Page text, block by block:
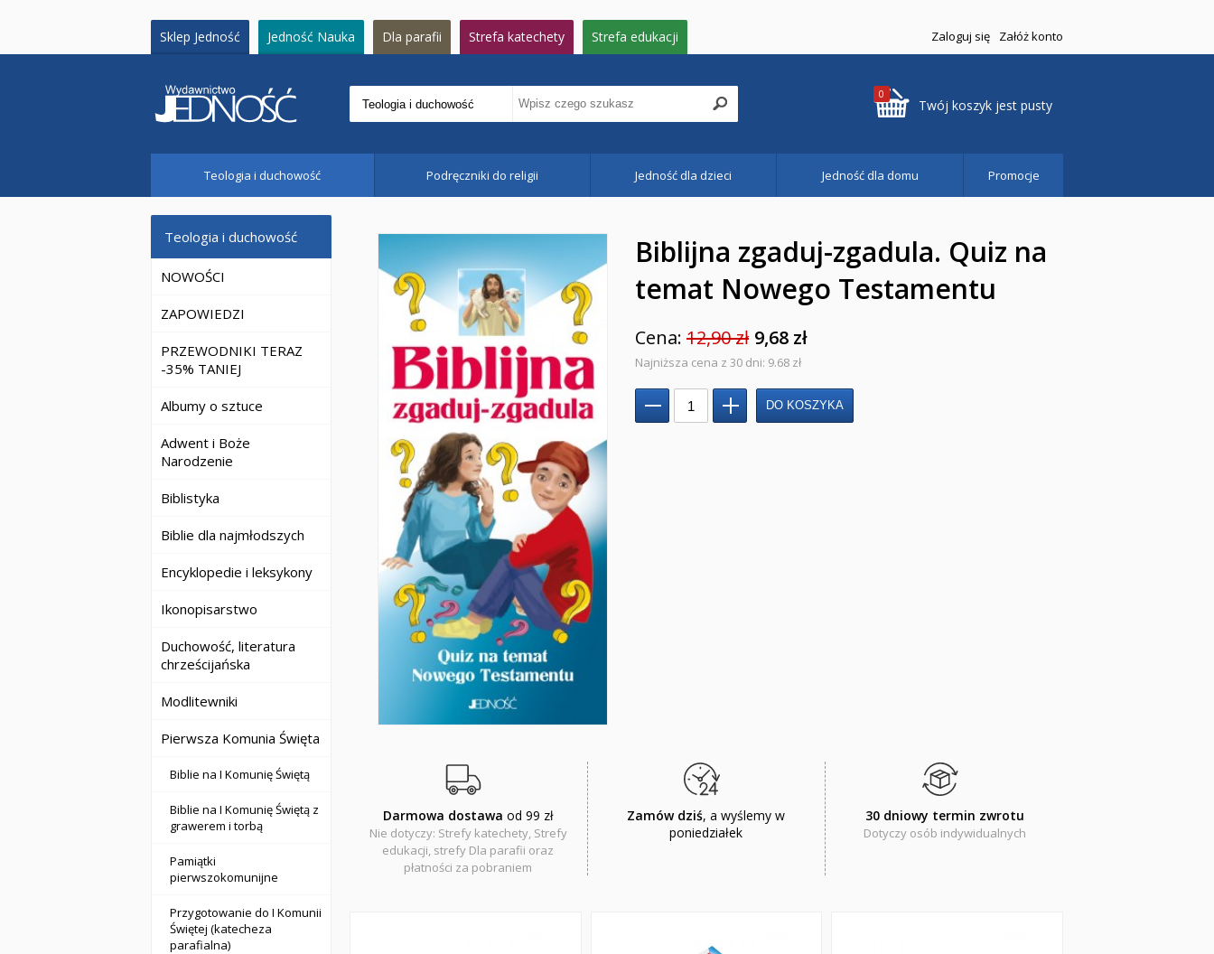
Sklep Jedność Jedność Nauka Dla parafii Strefa katechety Strefa edukacji Zaloguj się Załóż konto
0
Twój koszyk jest pusty
Teologia i duchowość Podręczniki do religii Jedność dla dzieci Jedność dla domu Promocje
Teologia i duchowość
NOWOŚCI
ZAPOWIEDZI
PRZEWODNIKI TERAZ
-35% TANIEJ
Albumy o sztuce
Adwent i Boże
Narodzenie
Biblistyka
Biblie dla najmłodszych
Encyklopedie i leksykony
Ikonopisarstwo
Duchowość, literatura
chrześcijańska
Modlitewniki
Pierwsza Komunia Święta
Biblie na I Komunię Świętą
Biblie na I Komunię Świętą z
grawerem i torbą
Pamiątki
pierwszokomunijne
Przygotowanie do I Komunii
Świętej (katecheza
parafialna)
Biblijna zgaduj-zgadula. Quiz na
temat Nowego Testamentu
Cena: 12,90 zł 9,68 zł
Najniższa cena z 30 dni: 9.68 zł
Darmowa dostawa od 99 zł
Nie dotyczy: Strefy katechety, Strefy
edukacji, strefy Dla parafii oraz
płatności za pobraniem
Zamów dziś, a wyślemy w
poniedziałek
30 dniowy termin zwrotu
Dotyczy osób indywidualnych